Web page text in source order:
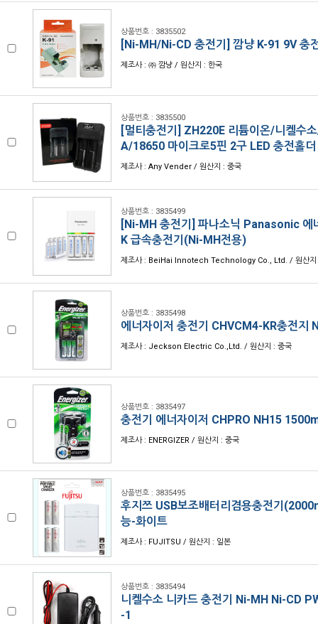
상품번호 : 3835502
[Ni-MH/Ni-CD 충전기] 깜냥 K-91 9V 충
제조사 : ㈜ 깜냥 / 원산지 : 한국
상품번호 : 3835500
[멀티충전기] ZH220E 리튬이온/니켈수
A/18650 마이크로5핀 2구 LED 충전홀더
제조사 : Any Vender / 원산지 : 중국
상품번호 : 3835499
[Ni-MH 충전기] 파나소닉 Panasonic 에
K 급속충전기(Ni-MH전용)
제조사 : BeiHai Innotech Technology Co., Ltd. / 원산지
상품번호 : 3835498
에너자이저 충전기 CHVCM4-KR충전지
제조사 : Jeckson Electric Co.,Ltd. / 원산지 : 중국
상품번호 : 3835497
충전기 에너자이저 CHPRO NH15
제조사 : ENERGIZER / 원산지 : 중국
상품번호 : 3835495
후지쯔 USB보조배터리겸용충전기
능-화이트
제조사 : FUJITSU / 원산지 : 일본
상품번호 : 3835494
니켈수소 니카드 충전기 Ni-MH Ni-CD
-1